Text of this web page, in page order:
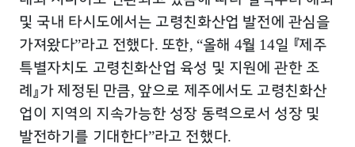
및 국내 타시도에서는 고령친화산업 발전에 관심을
가져왔다”라고 전했다. 또한, “올해 4월 14일 『제주
특별자치도 고령친화산업 육성 및 지원에 관한 조
례』가 제정된 만큼, 앞으로 제주에서도 고령친화산
업이 지역의 지속가능한 성장 동력으로서 성장 및
발전하기를 기대한다”라고 전했다.